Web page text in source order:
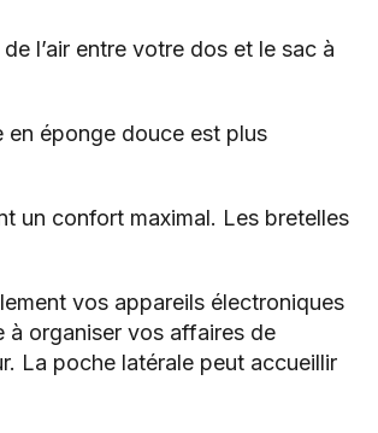
l’air entre votre dos et le sac à
en éponge douce est plus
un confort maximal. Les bretelles
vos appareils électroniques
à organiser vos affaires de
La poche latérale peut accueillir